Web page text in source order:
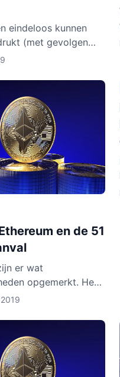
eindeloos kunnen
(met gevolgen
van de munt), is dat
p
en de 51
er wat
opgemerkt. Het
ledger van
dat personen